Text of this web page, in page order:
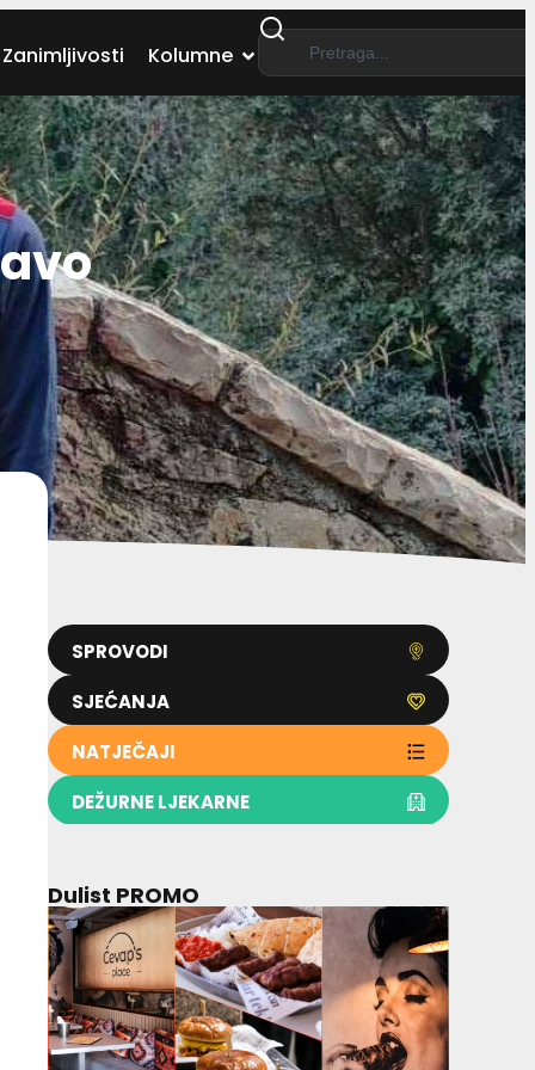
Zanimljivosti Kolumne
SPROVODI
SJEĆANJA
NATJEČAJI
DEŽURNE LJEKARNE
Dulist PROMO